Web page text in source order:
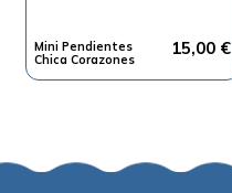
Mini Pendientes
Chica Corazones
15,00 €